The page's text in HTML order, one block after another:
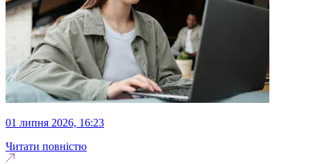
01 липня 2026, 16:23
Читати повністю